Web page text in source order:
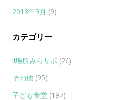
2018年9月 (9)
カテゴリー
ii場所みらサポ (26)
その他 (95)
子ども食堂 (197)